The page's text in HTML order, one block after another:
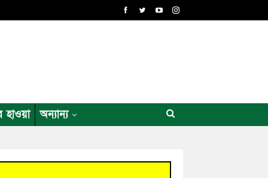
হাওয়া অন্যান্য